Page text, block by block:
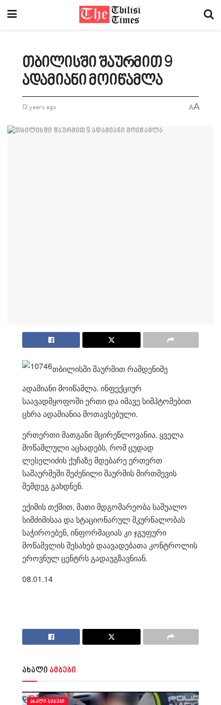
თბილისში შაურმით 9
ადამიანი მოიწამლა
13 years ago AA
თბილისში შაურმით რამდენიმე
ადამიანი მოიწამლა. ინფექციურ
საავადმყოფოში ერთი და იმავე სიმპტომებით
ცხრა ადამიანია მოთავსებული.
ერთერთი მათგანი მცირეწლოვანია. ყველა
მოწამლული აცხადებს, რომ ცუდად
ლესელიძის ქუჩაზე მდებარე ერთერთ
საშაურმეში შეძენილი შაურმის მირთმევის
შემდეგ გახდნენ.
ექიმის თქმით, მათი მდგომარეობა საშუალო
სიმძიმისაა და სტაციონარულ მკურნალობას
საჭიროებენ, ინფორმაციას კი ჯგუფური
მოწამვლის შესახებ დაავადებათა კონტროლის
ეროვნულ ცენტრს გადაუგზავნიან.
08.01.14
ახალი ამბები
ᲐᲮᲐᲚᲘ ᲐᲛᲑᲔᲑᲘ